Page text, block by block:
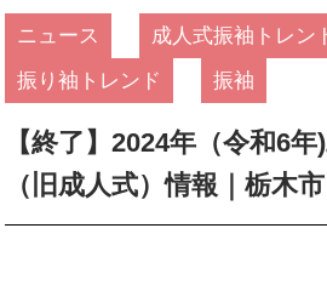
ニュース
成人式振袖トレン
振り袖トレンド
振袖
【終了】2024年（令和6
（旧成人式）情報｜栃木市